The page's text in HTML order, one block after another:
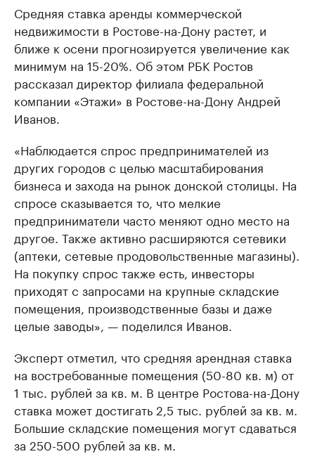
Средняя ставка аренды коммерческой
недвижимости в Ростове-на-Дону растет, и
ближе к осени прогнозируется увеличение как
минимум на 15-20%. Об этом РБК Ростов
рассказал директор филиала федеральной
компании «Этажи» в Ростове-на-Дону Андрей
Иванов.
«Наблюдается спрос предпринимателей из
других городов с целью масштабирования
бизнеса и захода на рынок донской столицы. На
спросе сказывается то, что мелкие
предприниматели часто меняют одно место на
другое. Также активно расширяются сетевики
(аптеки, сетевые продовольственные магазины).
На покупку спрос также есть, инвесторы
приходят с запросами на крупные складские
помещения, производственные базы и даже
целые заводы», — поделился Иванов.
Эксперт отметил, что средняя арендная ставка
на востребованные помещения (50-80 кв. м) от
1 тыс. рублей за кв. м. В центре Ростова-на-Дону
ставка может достигать 2,5 тыс. рублей за кв. м.
Большие складские помещения могут сдаваться
за 250-500 рублей за кв. м.